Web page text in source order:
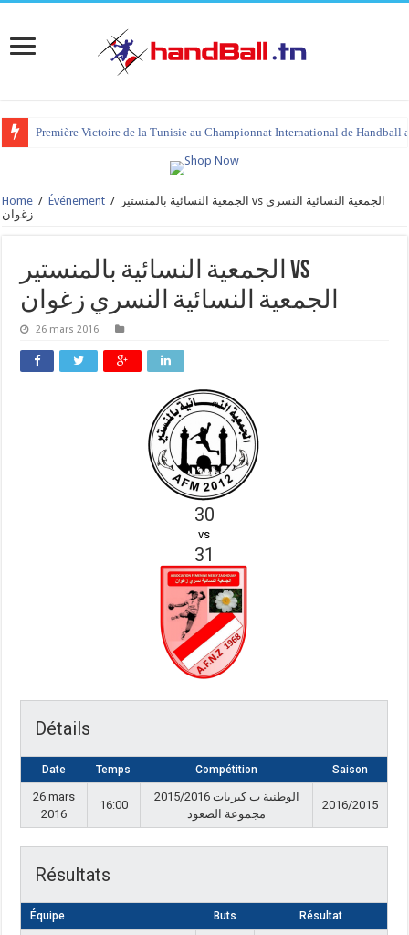
Première Victoire de la Tunisie au Championnat International de Handball
Home / Événement /
الجمعية النسائية بالمنستير vs الجمعية النسائية النسري
زغوان
الجمعية النسائية بالمنستير vs
الجمعية النسائية النسري زغوان
26 mars 2016
30
vs
31
Détails
Date Temps Compétition Saison
26 mars
2016
16:00
2015/2016 الوطنية ب كبريات
مجموعة الصعود
2016/2015
Résultats
Équipe Buts Résultat